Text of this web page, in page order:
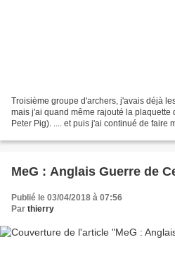
Troisième groupe d'archers, j'avais déjà
mais j'ai quand même rajouté la plaquette
Peter Pig). .... et puis j'ai continué de faire
MeG : Anglais Guerre de
Publié le 03/04/2018 à 07:56
Par thierry